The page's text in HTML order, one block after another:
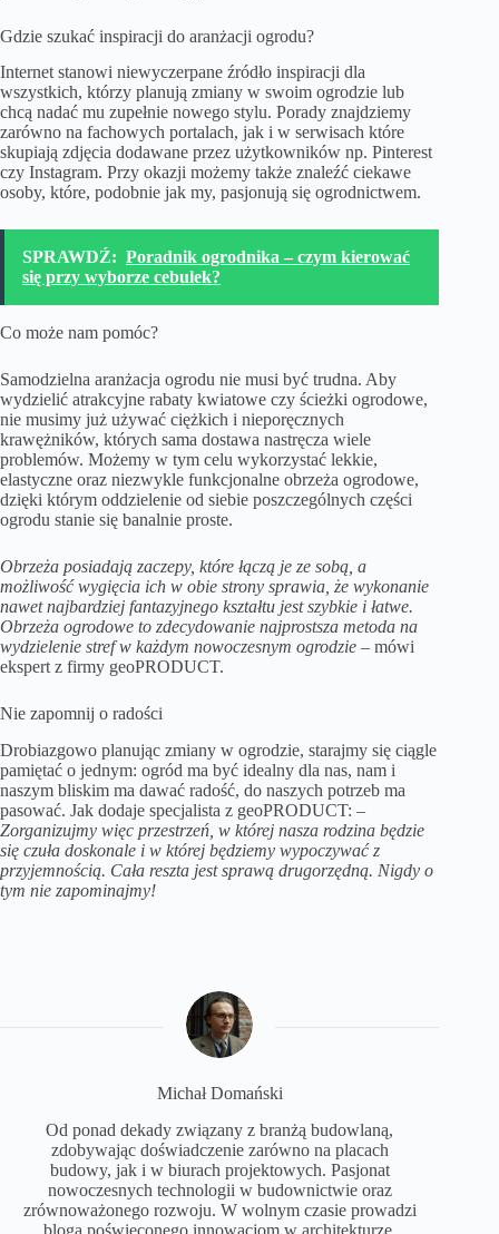
Gdzie szukać inspiracji do aranżacji ogrodu?
Internet stanowi niewyczerpane źródło inspiracji dla
wszystkich, którzy planują zmiany w swoim ogrodzie lub
chcą nadać mu zupełnie nowego stylu. Porady znajdziemy
zarówno na fachowych portalach, jak i w serwisach które
skupiają zdjęcia dodawane przez użytkowników np. Pinterest
czy Instagram. Przy okazji możemy także znaleźć ciekawe
osoby, które, podobnie jak my, pasjonują się ogrodnictwem.
SPRAWDŹ: Poradnik ogrodnika – czym kierować
się przy wyborze cebulek?
Co może nam pomóc?
Samodzielna aranżacja ogrodu nie musi być trudna. Aby
wydzielić atrakcyjne rabaty kwiatowe czy ścieżki ogrodowe,
nie musimy już używać ciężkich i nieporęcznych
krawężników, których sama dostawa nastręcza wiele
problemów. Możemy w tym celu wykorzystać lekkie,
elastyczne oraz niezwykle funkcjonalne obrzeża ogrodowe,
dzięki którym oddzielenie od siebie poszczególnych części
ogrodu stanie się banalnie proste.
Obrzeża posiadają zaczepy, które łączą je ze sobą, a
możliwość wygięcia ich w obie strony sprawia, że wykonanie
nawet najbardziej fantazyjnego kształtu jest szybkie i łatwe.
Obrzeża ogrodowe to zdecydowanie najprostsza metoda na
wydzielenie stref w każdym nowoczesnym ogrodzie – mówi
ekspert z firmy geoPRODUCT.
Nie zapomnij o radości
Drobiazgowo planując zmiany w ogrodzie, starajmy się ciągle
pamiętać o jednym: ogród ma być idealny dla nas, nam i
naszym bliskim ma dawać radość, do naszych potrzeb ma
pasować. Jak dodaje specjalista z geoPRODUCT: –
Zorganizujmy więc przestrzeń, w której nasza rodzina będzie
się czuła doskonale i w której będziemy wypoczywać z
przyjemnością. Cała reszta jest sprawą drugorzędną. Nigdy o
tym nie zapominajmy!
Michał Domański
Od ponad dekady związany z branżą budowlaną,
zdobywając doświadczenie zarówno na placach
budowy, jak i w biurach projektowych. Pasjonat
nowoczesnych technologii w budownictwie oraz
zrównoważonego rozwoju. W wolnym czasie prowadzi
bloga poświęconego innowacjom w architekturze.